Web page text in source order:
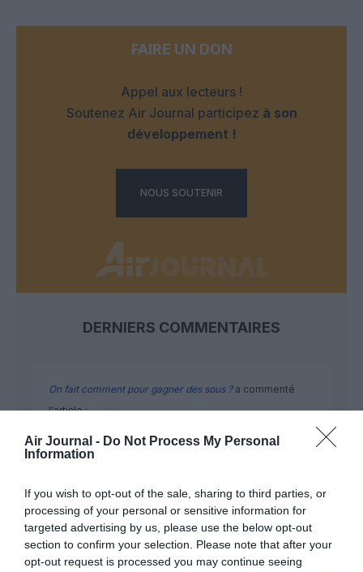
Air Journal - Do Not Process My Personal
Information
If you wish to opt-out of the sale, sharing to third parties, or
processing of your personal or sensitive information for
targeted advertising by us, please use the below opt-out
section to confirm your selection. Please note that after your
opt-out request is processed you may continue seeing
FAIRE UN DON
Appel aux lecteurs !
Soutenez Air Journal participez à son
développement !
NOUS SOUTENIR
DERNIERS COMMENTAIRES
On fait comment pour gagner des sous ?a commenté
l'article :
de Boeing 777-9 déjà construits
CHECK LASTa commenté l'article :
Après Emirates, Lufthansa remet en cause la réception
de Boeing 777-9 déjà construits